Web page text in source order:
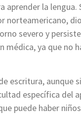
aprender la
norteamericano,
severo y
médica, ya que no
escritura, aunque
específica del
puede haber